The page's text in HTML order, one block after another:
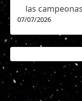
las
07/07/2026